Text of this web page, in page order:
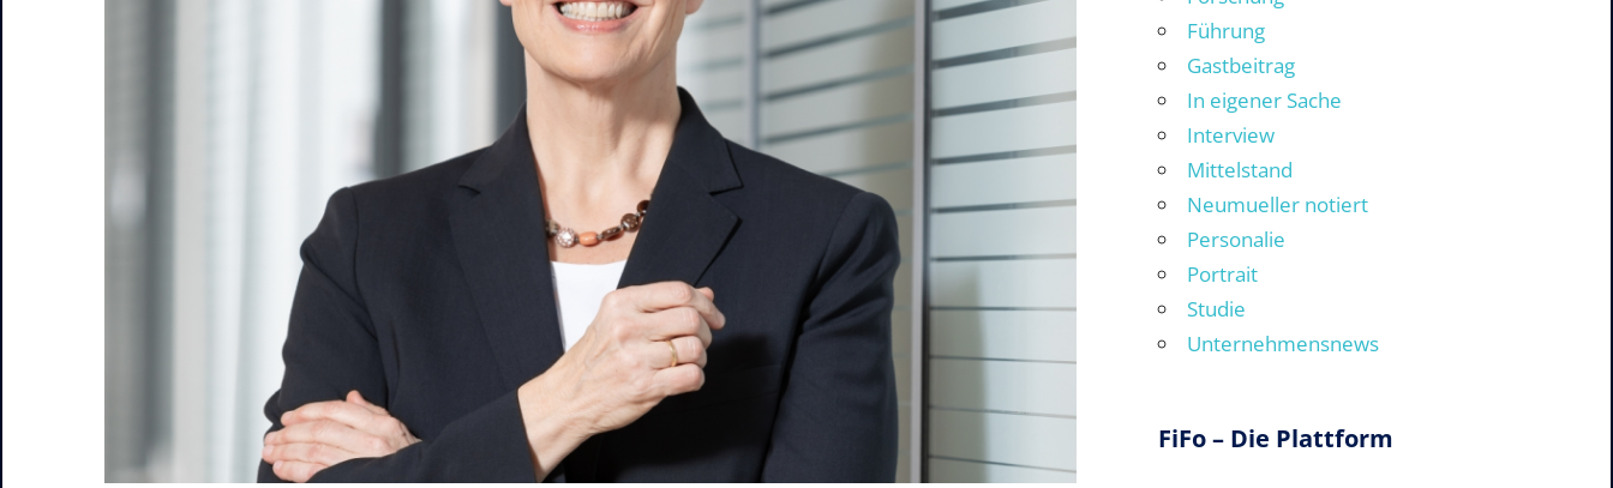
Führung
Gastbeitrag
In eigener Sache
Interview
Mittelstand
Neumueller notiert
Personalie
Portrait
Studie
Unternehmensnews
FiFo – Die Plattform